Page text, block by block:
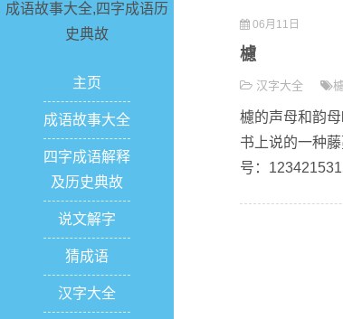
成语故事大全,四字成语历
史典故
主页
成语故事大全
四字成语解释
及历史典故
说文解字
猜成语
汉字大全
06月11日
櫖
汉字大全 櫖
櫖的声母和韵
书上说的一种
号：